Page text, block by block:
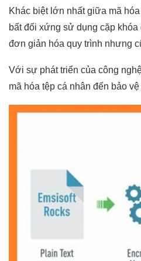
Khác biệt lớn nhất giữa mã
bất đối xứng sử dụng cặp
đơn giản hóa quy trình nhưng
Với sự phát triển của công
mã hóa tệp cá nhân đến bảo